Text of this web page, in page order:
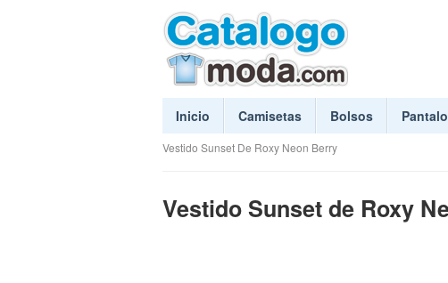
Inicio Camisetas Bolsos
Vestido Sunset De Roxy Neon Berry
Vestido Sunset de Roxy